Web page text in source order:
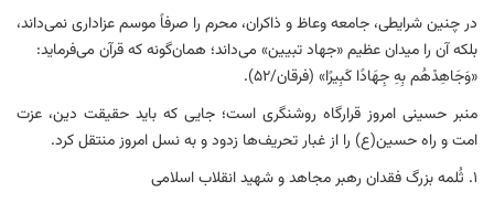
در چنین شرایطی، جامعه وعاظ و ذاکران، محرم را صرفاً موسم عزاداری نمی‌داند،
بلکه آن را میدان عظیم «جهاد تبیین» می‌داند؛ همان‌گونه که قرآن می‌فرماید:
«وَجَاهِدْهُم بِهِ جِهَادًا کَبِیرًا» (فرقان/۵۲).
منبر حسینی امروز قرارگاه روشنگری است؛ جایی که باید حقیقت دین، عزت
امت و راه حسین(ع) را از غبار تحریف‌ها زدود و به نسل امروز منتقل کرد.
۱. ثُلمه بزرگ فقدان رهبر مجاهد و شهید انقلاب اسلامی